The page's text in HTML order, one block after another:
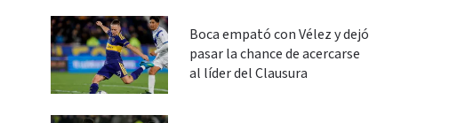
Boca empató con Vélez y dejó
pasar la chance de acercarse
al líder del Clausura